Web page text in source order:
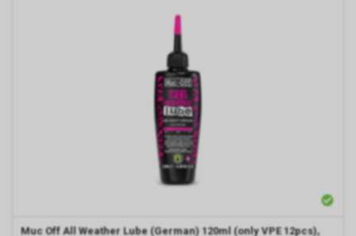
Muc Off All Weather Lube (German) 120ml (only VPE 12pcs),